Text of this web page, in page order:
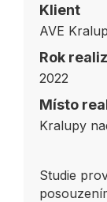
Klient
AVE
Rok
2022
Místo
Kralupy
Studie